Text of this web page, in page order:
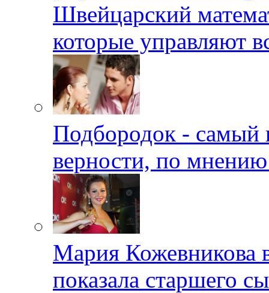
Швейцарский
которые управляют
Подбородок - самый
верности, по
Мария Кожевникова
показала старшего